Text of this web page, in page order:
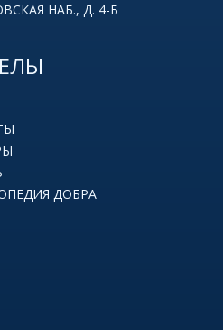
НАБ., Д. 4-Б
ДОБРА